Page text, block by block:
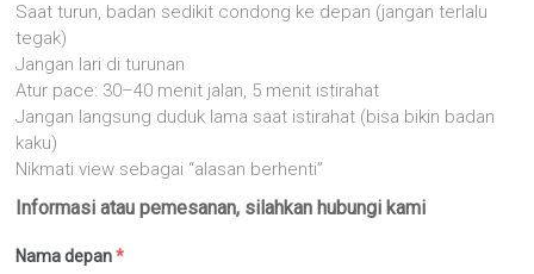
Saat turun, badan sedikit condong ke depan (jangan terlalu
tegak)
Jangan lari di turunan
Atur pace: 30–40 menit jalan, 5 menit istirahat
Jangan langsung duduk lama saat istirahat (bisa bikin badan
kaku)
Nikmati view sebagai “alasan berhenti”
Informasi atau pemesanan, silahkan hubungi kami
Nama depan *